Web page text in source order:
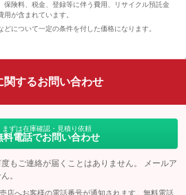
保険料、税金、登録等に伴う費用、リサイクル預託金
が含まれています。
について一定の条件を付した価格になります。
関するお問い合わせ
まずは在庫確認・見積り依頼
料電話でお問い合わせ
もご連絡が届くことはありません。 メールア
。
店へお客様の電話番号が通知されます。無料電話